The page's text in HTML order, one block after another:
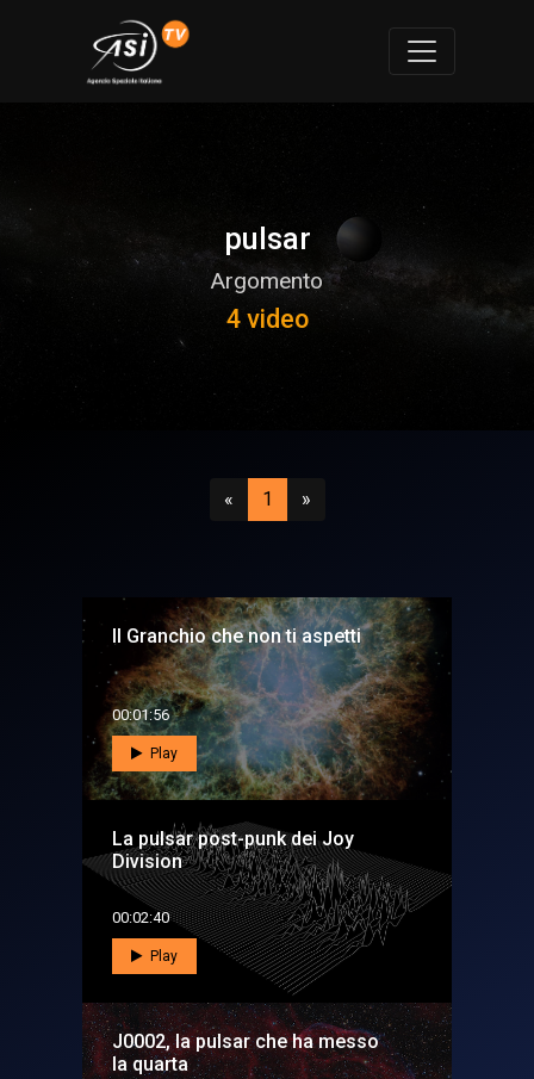
pulsar
Argomento
4 video
«Precedente
1 (attuale)
»Successivo
Il Granchio che non ti aspetti
00:01:56
Play
La pulsar post-punk dei Joy
Division
00:02:40
Play
J0002, la pulsar che ha messo
la quarta